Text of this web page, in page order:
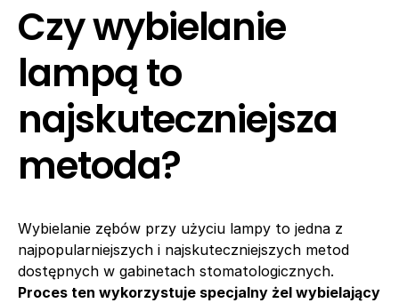
Czy wybielanie
lampą to
najskuteczniejsza
metoda?
Wybielanie zębów przy użyciu lampy to jedna z
najpopularniejszych i najskuteczniejszych metod
dostępnych w gabinetach stomatologicznych.
Proces ten wykorzystuje specjalny żel wybielający